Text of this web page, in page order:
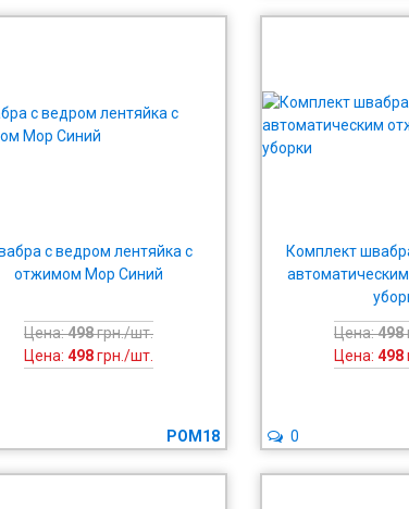
с ведром лентяйка с
отжимом Mop Синий
Цена:498грн./шт.
Цена: 498грн./шт.
POM18
Комплект
Цена:498
Цена: 498
0